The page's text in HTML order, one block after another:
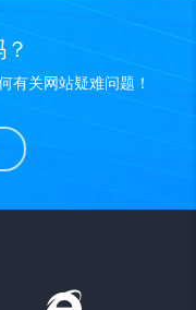
有关网站疑难问题！